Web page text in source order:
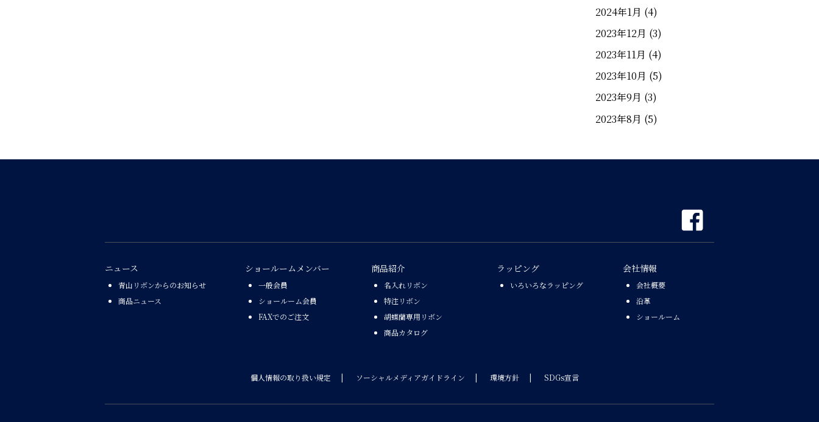
2024年1月 (4)
2023年12月 (3)
2023年11月 (4)
2023年10月 (5)
2023年9月 (3)
2023年8月 (5)
ニュース
青山リボンからのお知らせ
商品ニュース
ショールームメンバー
一般会員
ショールーム会員
FAXでのご注文
商品紹介
名入れリボン
特注リボン
胡蝶蘭専用リボン
商品カタログ
ラッピング
いろいろなラッピング
会社情報
会社概要
沿革
ショールーム
個人情報の取り扱い規定 ソーシャルメディアガイドライン 環境方針 SDGs宣言